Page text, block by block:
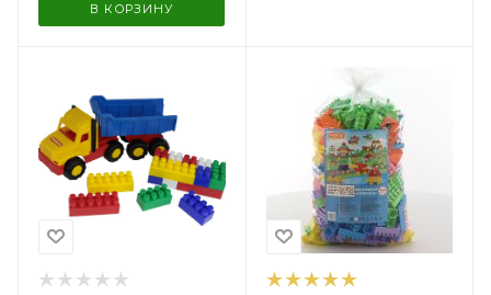
В КОРЗИНУ